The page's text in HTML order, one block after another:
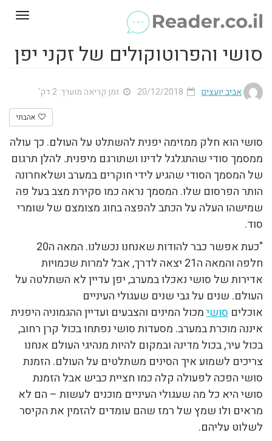
סושי והפרוטוקולים של זקני יפן
אביב יועצים זמן קריאה מוערך: 2 דק'
אהבתי
סושי הוא חלק ממזימה יפנית להשתלט על העולם. כך עולה
ממסמך סודי שהתגלגל לדינו ושתורגם מיפנית. להלן תרגום
של המסמך הסודי שהגיע לידי חוקרים במערב ושלאחרונה
הותר הפרסום שלו. המסמך נראה כמו סקירת מצב בעל פה
שמישהו העלה על הכתב להפצה בחוג מצומצם של שומרי
סוד.
"כעת אפשר כבר להודות שאנחנו נכשלנו. המאה ה20
חלפה והמאה ה21 יצאה לדרך, אבל למרות שכמויות
אדירות של סושי נאכלו במערב, יפן עדיין לא השתלטה על
העולם. שנים על גבי שנים שעגולי העיניים
אוכלים סושימכול המינים והצבעים ועדיין ההגמוניה היפנית
איננה מוכרת במערב. מסעדות סושי נפתחו בכול קרן רחוב,
בכול עיר, בכול מדינה ובמקום להיות מנהיגי העולם אנחנו
צריכים לשמוע איך הסינים משתלטים על העולם. הזמנת
סושי הפכה לפעולה קלה כמו חציית כביש אבל הזמנת
סושי היא כל מה שעגולי העיניים מוכנים לעשות – הם לא
מראים ולו שמץ של רמז שהם עומדים להזמין את הקיסר
לשלוט עליהם.